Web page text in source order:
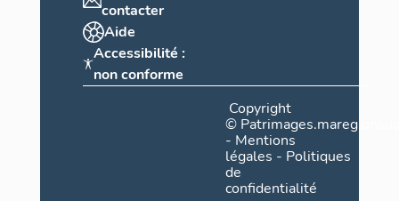
contacter
Aide
Accessibilité :
non conforme
Copyright
©
- Mentions
légales - Politiques
de
confidentialité